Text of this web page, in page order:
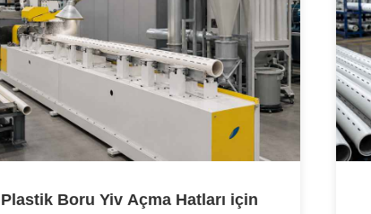
Plastik Boru Yiv Açma Hatları için